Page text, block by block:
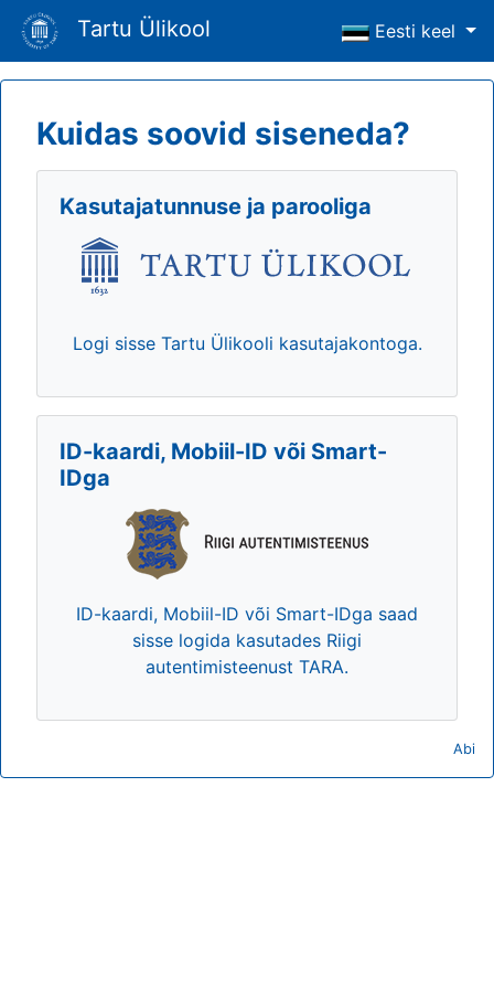
Tartu Ülikool Eesti keel
Kuidas soovid siseneda?
Kasutajatunnuse ja parooliga
Logi sisse Tartu Ülikooli kasutajakontoga.
ID-kaardi, Mobiil-ID või Smart-
IDga
ID-kaardi, Mobiil-ID või Smart-IDga saad
sisse logida kasutades Riigi
autentimisteenust TARA.
Abi